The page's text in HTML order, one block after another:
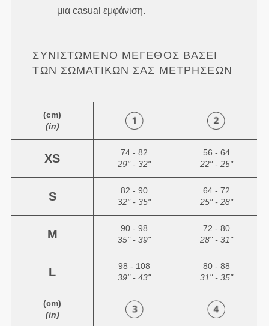
μια casual εμφάνιση.
ΣΥΝΙΣΤΏΜΕΝΟ ΜΈΓΕΘΟΣ ΒΆΣΕΙ
ΤΩΝ ΣΩΜΑΤΙΚΏΝ ΣΑΣ ΜΕΤΡΉΣΕΩΝ
(cm)
(in)
XS
74 - 82
29" - 32"
56 - 64
22" - 25"
S
82 - 90
32" - 35"
64 - 72
25" - 28"
M
90 - 98
35" - 39"
72 - 80
28" - 31"
L
98 - 108
39" - 43"
80 - 88
31" - 35"
(cm)
(in)